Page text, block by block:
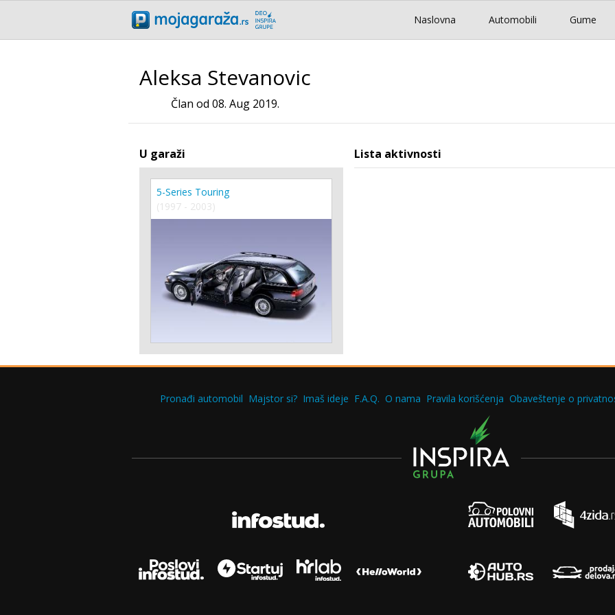
Naslovna Automobili Gume
Aleksa Stevanovic
Član od 08. Aug 2019.
U garaži
5-Series Touring
(1997 - 2003)
Lista aktivnosti
Pronađi automobil Majstor si? Imaš ideje F.A.Q. O nama Pravila korišćenja Obaveštenje o